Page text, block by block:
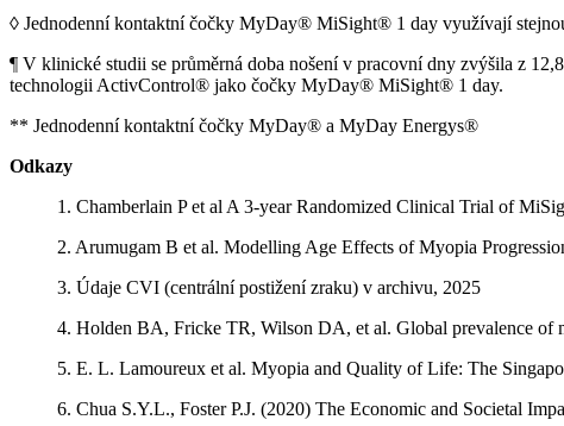
◊ Jednodenní kontaktní čočky MyDay® MiSight® 1 day využívají
¶ V klinické studii se průměrná doba nošení v pracovní dny zvýšila z
technologii ActivControl® jako čočky MyDay® MiSight® 1 day.
** Jednodenní kontaktní čočky MyDay® a MyDay Energys®
Odkazy
1. Chamberlain P et al A 3-year Randomized Clinical Trial of
2. Arumugam B et al. Modelling Age Effects of Myopia
3. Údaje CVI (centrální postižení zraku) v archivu, 2025
4. Holden BA, Fricke TR, Wilson DA, et al. Global prevalence of
5. E. L. Lamoureux et al. Myopia and Quality of Life: The
6. Chua S.Y.L., Foster P.J. (2020) The Economic and Societal